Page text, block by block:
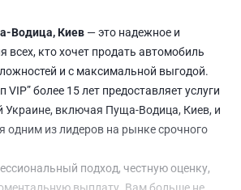
Водица, Киев — это надежное и
всех, кто хочет продать автомобиль
и с максимальной выгодой.
более 15 лет предоставляет услуги
Украине, включая Пуща-Водица, Киев, и
одним из лидеров на рынке срочного
подход, честную оценку,